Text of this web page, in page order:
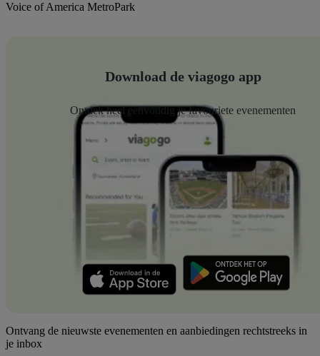
Voice of America MetroPark
Download de viagogo app
Ontdek heel eenvoudig je favouriete evenementen
Ontvang de nieuwste evenementen en aanbiedingen rechtstreeks in
je inbox